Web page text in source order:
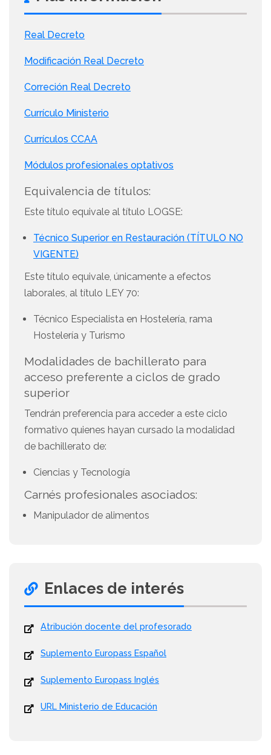
Real Decreto
Modificación Real Decreto
Correción Real Decreto
Currículo Ministerio
Currículos CCAA
Módulos profesionales optativos
Equivalencia de títulos:
Este título equivale al título LOGSE:
Técnico Superior en Restauración (TÍTULO NO
VIGENTE)
Este título equivale, únicamente a efectos
laborales, al título LEY 70:
Técnico Especialista en Hostelería, rama
Hostelería y Turismo
Modalidades de bachillerato para
acceso preferente a ciclos de grado
superior
Tendrán preferencia para acceder a este ciclo
formativo quienes hayan cursado la modalidad
de bachillerato de:
Ciencias y Tecnología
Carnés profesionales asociados:
Manipulador de alimentos
Enlaces de interés
Atribución docente del profesorado
Suplemento Europass Español
Suplemento Europass Inglés
URL Ministerio de Educación